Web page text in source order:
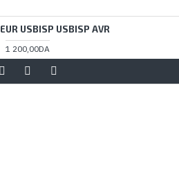
USBISP USBISP AVR
1 200,00DA